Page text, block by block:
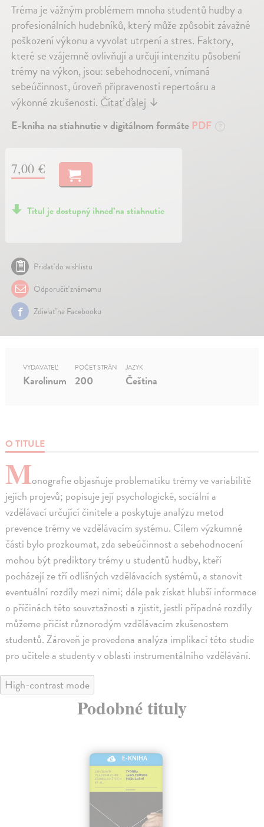
Tréma je vážným problémem mnoha studentů hudby a
profesionálních hudebníků, který může způsobit závažné
poškození výkonu a vyvolat utrpení a stres. Faktory,
které se vzájemně ovlivňují a určují intenzitu působení
trémy na výkon, jsou: sebehodnocení, vnímaná
sebeúčinnost, úroveň připravenosti repertoáru a
výkonné zkušenosti.Čítať ďalej↓
E-kniha na stiahnutie v digitálnom formáte PDF ?
7,00 €
Titul je dostupný ihneď na stiahnutie
Pridať do wishlistu
Odporučiť známemu
Zdielať na Facebooku
O TITULE
Monografie objasňuje problematiku trémy ve variabilitě
jejích projevů; popisuje její psychologické, sociální a
vzdělávací určující činitele a poskytuje analýzu metod
prevence trémy ve vzdělávacím systému. Cílem výzkumné
části bylo prozkoumat, zda sebeúčinnost a sebehodnocení
mohou být prediktory trémy u studentů hudby, kteří
pocházejí ze tří odlišných vzdělávacích systémů, a stanovit
eventuální rozdíly mezi nimi; dále pak získat hlubší informace
o příčinách této souvztažnosti a zjistit, jestli případné rozdíly
můžeme přičíst různorodým vzdělávacím zkušenostem
studentů. Zároveň je provedena analýza implikací této studie
pro učitele a studenty v oblasti instrumentálního vzdělávání.
VYDAVATEĽ
Karolinum
POČET STRÁN
200
JAZYK
Čeština
High-contrast mode
Podobné tituly
E-KNIHA